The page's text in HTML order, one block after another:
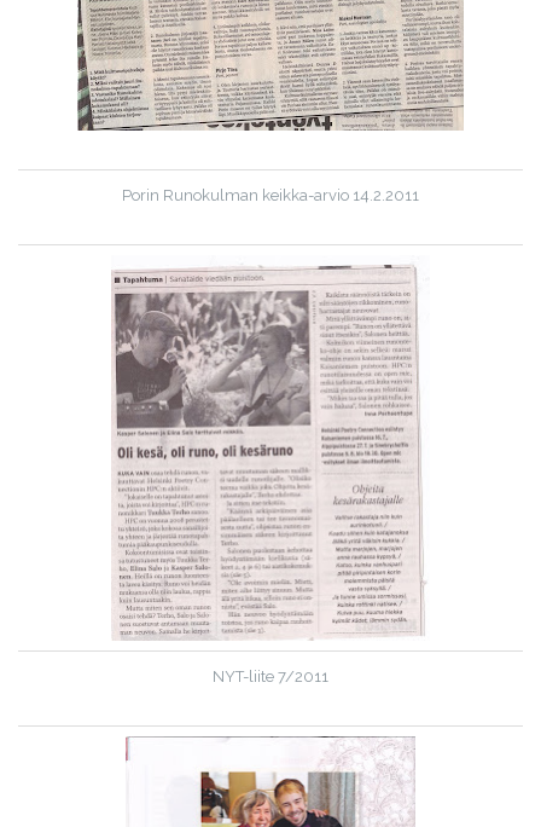
Porin Runokulman keikka-arvio 14.2.2011
NYT-liite 7/2011